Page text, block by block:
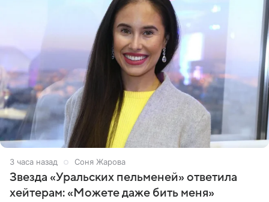
3 часа назад Соня Жарова
Звезда «Уральских пельменей» ответила
хейтерам: «Можете даже бить меня»